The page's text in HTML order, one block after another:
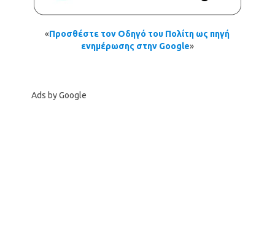
«Προσθέστε τον Οδηγό του Πολίτη ως πηγή
ενημέρωσης στην Google»
Ads by Google